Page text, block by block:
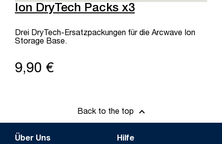
Ion DryTech Packs x3
Drei DryTech-Ersatzpackungen für die Arcwave Ion
Storage Base.
9,90 €
Back to the top
Über Uns
Hilfe